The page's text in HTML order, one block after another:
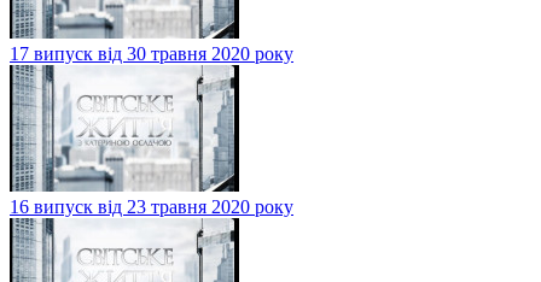
17 випуск від 30 травня 2020 року
16 випуск від 23 травня 2020 року